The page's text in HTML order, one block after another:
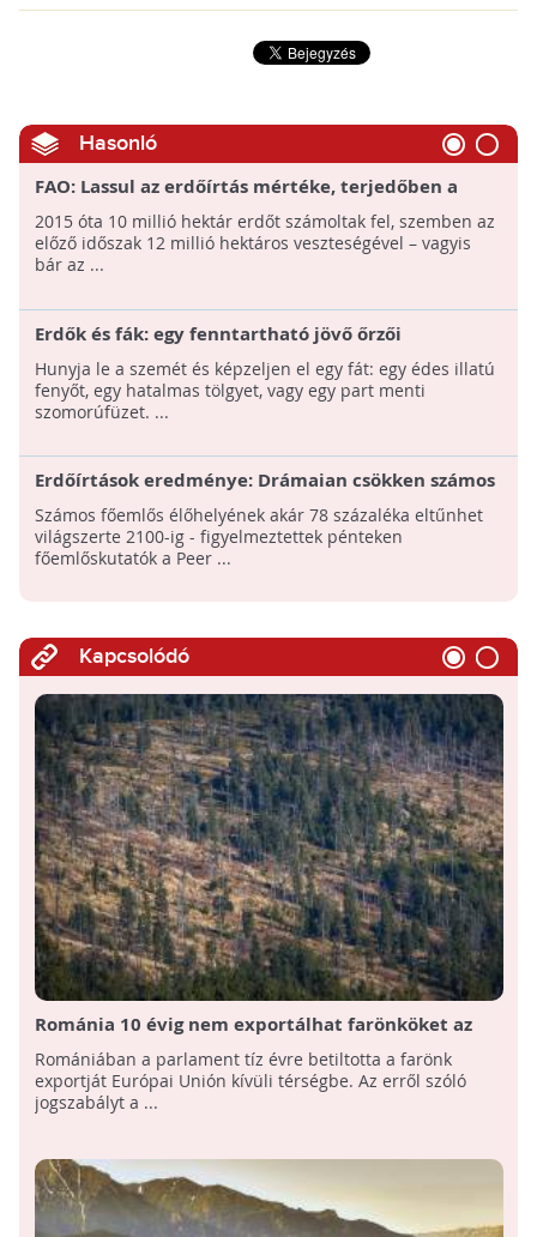
Hasonló
FAO: Lassul az erdőírtás mértéke, terjedőben a
fenntartható erdőgazdálkodás
2015 óta 10 millió hektár erdőt számoltak fel, szemben az
előző időszak 12 millió hektáros veszteségével – vagyis
bár az ...
Erdők és fák: egy fenntartható jövő őrzői
Hunyja le a szemét és képzeljen el egy fát: egy édes illatú
fenyőt, egy hatalmas tölgyet, vagy egy part menti
szomorúfüzet. ...
Erdőírtások eredménye: Drámaian csökken számos
főemlős élőhelye
Számos főemlős élőhelyének akár 78 százaléka eltűnhet
világszerte 2100-ig - figyelmeztettek pénteken
főemlőskutatók a Peer ...
Kapcsolódó
Románia 10 évig nem exportálhat farönköket az
Európai Unión kívülre
Romániában a parlament tíz évre betiltotta a farönk
exportját Európai Unión kívüli térségbe. Az erről szóló
jogszabályt a ...